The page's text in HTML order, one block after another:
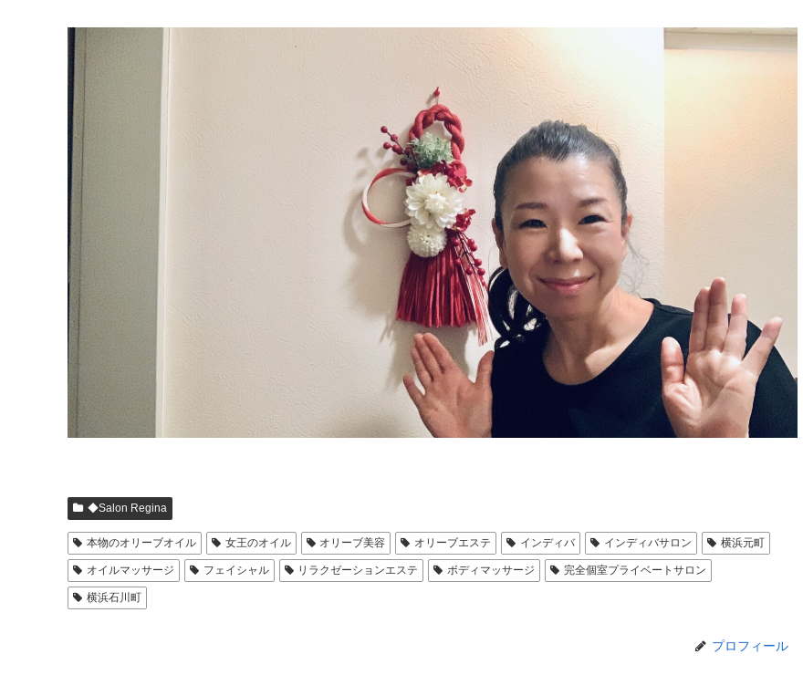
◆Salon Regina
本物のオリーブオイル 女王のオイル オリーブ美容 オリーブエステ インディバ インディバサロン 横浜元町
オイルマッサージ フェイシャル リラクゼーションエステ ボディマッサージ 完全個室プライベートサロン
横浜石川町
プロフィール